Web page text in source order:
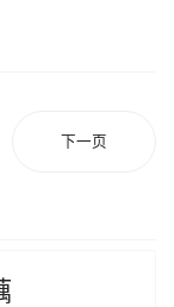
下一页